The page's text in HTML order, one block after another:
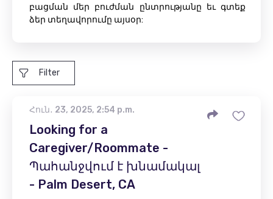
բացման մեր բուժման ընտրությանը եւ գտեք
ձեր տեղավորումը այսօր:
Filter
Հուն․ 23, 2025, 2:54 p.m.
Looking for a
Caregiver/Roommate -
Պահանջվում է խնամակալ
- Palm Desert, CA